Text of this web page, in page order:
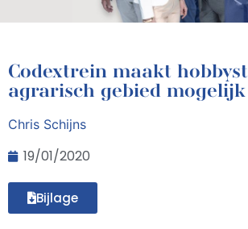
Codextrein maakt
agrarisch gebied mogelijk
Chris Schijns
19/01/2020
Bijlage